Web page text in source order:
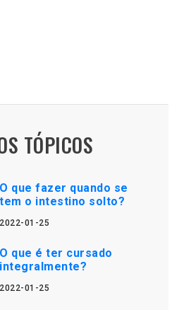
TÓPICOS
O que fazer quando se
tem o intestino solto?
2022-01-25
O que é ter cursado
integralmente?
2022-01-25